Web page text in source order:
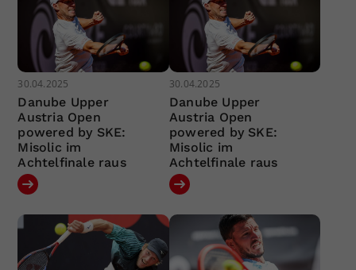
30.04.2025
Danube Upper
Austria Open
powered by SKE:
Misolic im
Achtelfinale raus
30.04.2025
Danube Upper
Austria Open
powered by SKE:
Misolic im
Achtelfinale raus